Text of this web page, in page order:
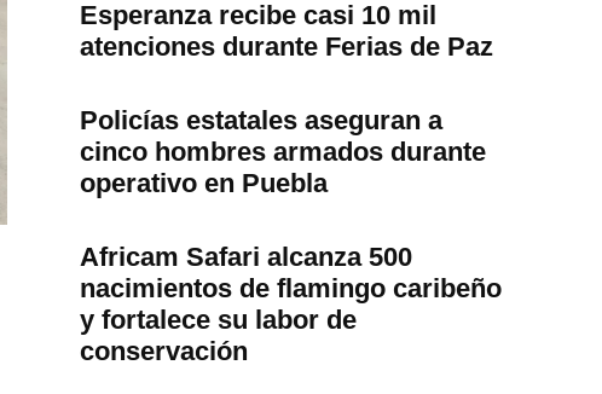
Esperanza recibe casi 10 mil
atenciones durante Ferias de Paz
Policías estatales aseguran a
cinco hombres armados durante
operativo en Puebla
Africam Safari alcanza 500
nacimientos de flamingo caribeño
y fortalece su labor de
conservación